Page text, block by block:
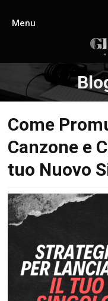
Menu
Come
Canzone e
tuo Nuovo